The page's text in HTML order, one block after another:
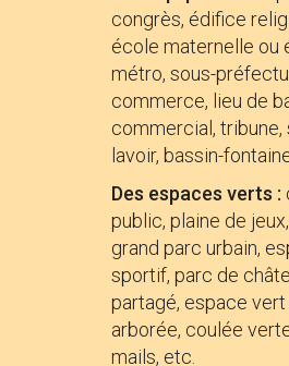
congrès, édifice
école maternelle ou
métro, sous-
commerce, lieu de
commercial, tribune,
lavoir, bassin-
Des espaces verts :
public, plaine de
grand parc urbain,
sportif, parc de
partagé, espace
arborée, coulée
mails, etc.